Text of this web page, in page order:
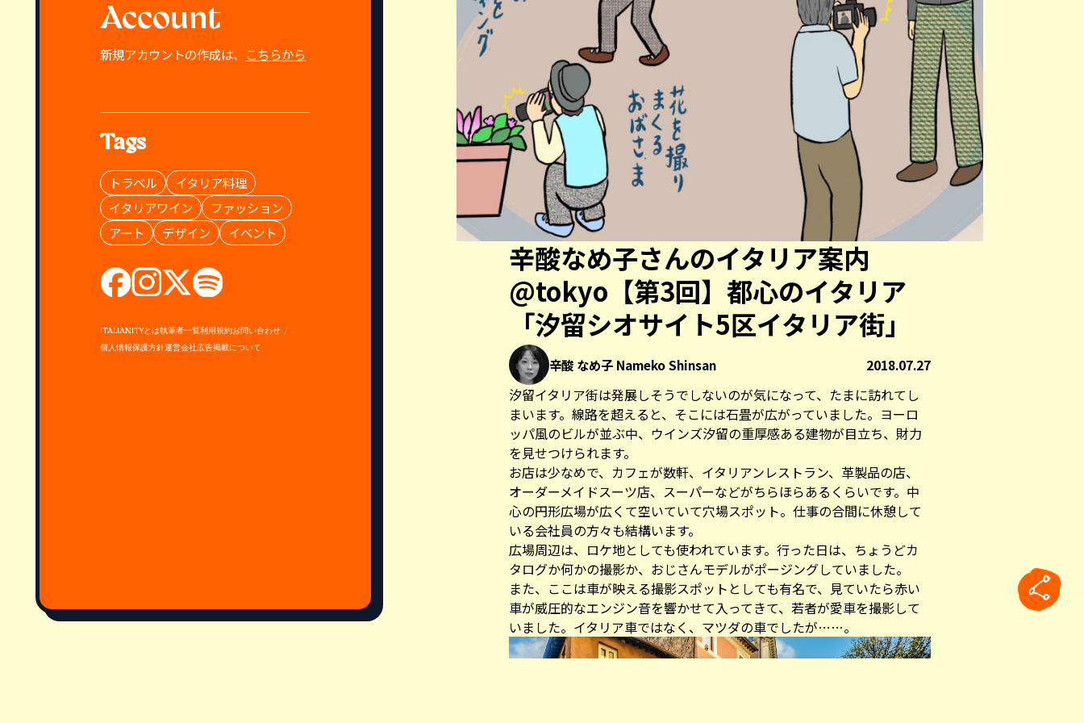
Account
新規アカウントの作成は、 こちらから
Tags
トラベル
イタリア料理
イタリアワイン
ファッション
アート
デザイン イベント
ITALIANITYとは執筆者一覧利用規約お問い合わせ
個人情報保護方針運営会社広告掲載について
辛酸なめ子さんのイタリア案内
@tokyo【第3回】都心のイタリア
「汐留シオサイト5区イタリア街」
辛酸 なめ子 Nameko Shinsan 2018.07.27
汐留イタリア街は発展しそうでしないのが気になって、たまに訪れてし
まいます。線路を超えると、そこには石畳が広がっていました。ヨーロ
ッパ風のビルが並ぶ中、ウインズ汐留の重厚感ある建物が目立ち、財力
を見せつけられます。
お店は少なめで、カフェが数軒、イタリアンレストラン、革製品の店、
オーダーメイドスーツ店、スーパーなどがちらほらあるくらいです。中
心の円形広場が広くて空いていて穴場スポット。仕事の合間に休憩して
いる会社員の方々も結構います。
広場周辺は、ロケ地としても使われています。行った日は、ちょうどカ
タログか何かの撮影か、おじさんモデルがポージングしていました。
また、ここは車が映える撮影スポットとしても有名で、見ていたら赤い
車が威圧的なエンジン音を響かせて入ってきて、若者が愛車を撮影して
いました。イタリア車ではなく、マツダの車でしたが……。